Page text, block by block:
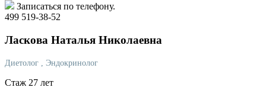
Записаться по телефону.
499 519-38-52
Ласкова Наталья Николаевна
Диетолог , Эндокринолог
Стаж 27 лет